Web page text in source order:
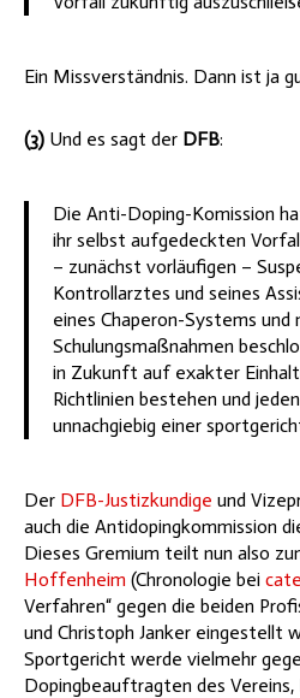
Ein Missverständnis. Dann ist ja
(3) Und es sagt der DFB:
Die Anti-Doping-Komission
ihr selbst aufgedeckten
– zunächst vorläufigen –
Kontrollarztes und seines
eines Chaperon-Systems und
Schulungsmaßnahmen
in Zukunft auf exakter
Richtlinien bestehen und
unnachgiebig einer
Der DFB-Justizkundige und
auch die Antidopingkommission
Dieses Gremium teilt nun also
Hoffenheim (Chronologie bei
Verfahren“ gegen die beiden
und Christoph Janker eingestellt
Sportgericht werde vielmehr
Dopingbeauftragten des Vereins,